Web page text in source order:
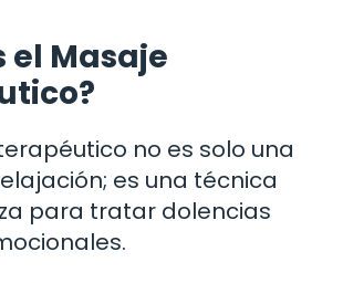
el Masaje
no es solo una
es una técnica
para tratar dolencias